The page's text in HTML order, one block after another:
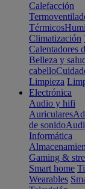
Calefacción
Térmicos
Climatización
Calentadores
Belleza y
cabello
Limpieza
Electrónica
Audio y hifi
Auriculares
de sonido
Informática
Gaming &
Smart home
Wearables